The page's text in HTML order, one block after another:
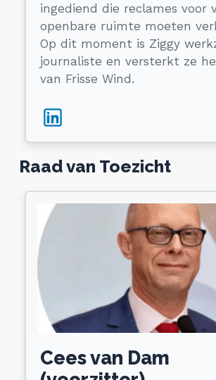
ingediend die reclames voor
openbare ruimte moeten
Op dit moment is Ziggy
journaliste en versterkt ze
van Frisse Wind.
Raad van Toezicht
Cees van Dam